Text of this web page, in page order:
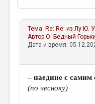
Тема: Re: Re: из Лу Ю.
АвторО. Бедный-
Дата и время:
– наедине с самим
(по чесноку)